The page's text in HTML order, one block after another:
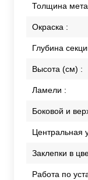
Толщина
Окраска :
Глубина
Высота (см) :
Ламели :
Боковой и
Центральная
Заклепки в
Работа по